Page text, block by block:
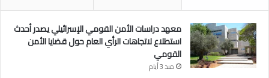
ت
ع
معهد دراسات الأمن القومي الإسرائيلي يصدر أحدث
استطلاع لاتجاهات الرأي العام حول قضايا الأمن
القومي
منذ 3 أيام